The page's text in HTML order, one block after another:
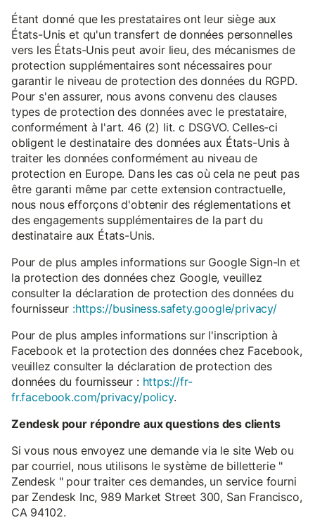
Étant donné que les prestataires ont leur siège aux
États-Unis et qu'un transfert de données personnelles
vers les États-Unis peut avoir lieu, des mécanismes de
protection supplémentaires sont nécessaires pour
garantir le niveau de protection des données du RGPD.
Pour s'en assurer, nous avons convenu des clauses
types de protection des données avec le prestataire,
conformément à l'art. 46 (2) lit. c DSGVO. Celles-ci
obligent le destinataire des données aux États-Unis à
traiter les données conformément au niveau de
protection en Europe. Dans les cas où cela ne peut pas
être garanti même par cette extension contractuelle,
nous nous efforçons d'obtenir des réglementations et
des engagements supplémentaires de la part du
destinataire aux États-Unis.
Pour de plus amples informations sur Google Sign-In et
la protection des données chez Google, veuillez
consulter la déclaration de protection des données du
fournisseur :https://business.safety.google/privacy/
Pour de plus amples informations sur l'inscription à
Facebook et la protection des données chez Facebook,
veuillez consulter la déclaration de protection des
données du fournisseur : https://fr-
fr.facebook.com/privacy/policy.
Zendesk pour répondre aux questions des clients
Si vous nous envoyez une demande via le site Web ou
par courriel, nous utilisons le système de billetterie "
Zendesk " pour traiter ces demandes, un service fourni
par Zendesk Inc, 989 Market Street 300, San Francisco,
CA 94102.